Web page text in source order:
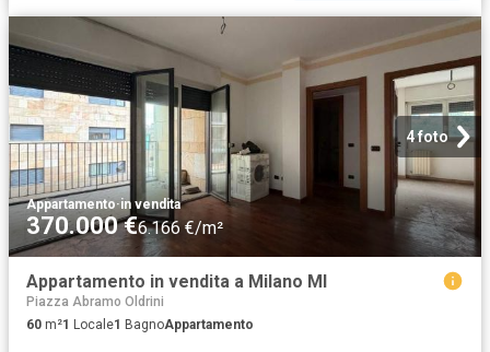
4 foto
Appartamento·in vendita
370.000 €6.166 €/m²
Appartamento in vendita a Milano MI
Piazza Abramo Oldrini
60 m²1 Locale1 BagnoAppartamento